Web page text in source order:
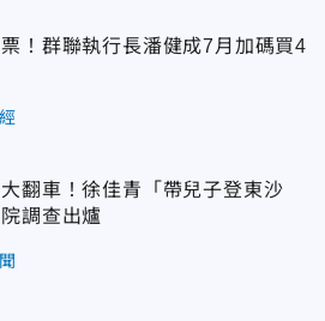
！群聯執行長潘健成7月加碼買4
翻車！徐佳青「帶兒子登東沙
調查出爐